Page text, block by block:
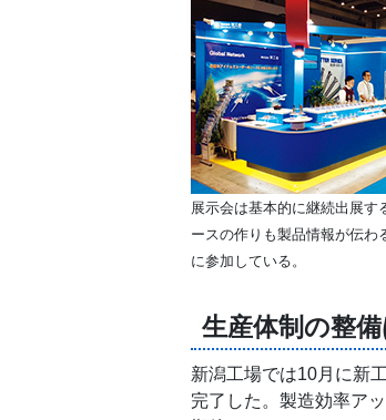
展示会は基本的に継続出展す
ースの作りも製品情報が伝わ
に参加している。
生産体制の整
新潟工場では10月に新
完了した。製造効率ア